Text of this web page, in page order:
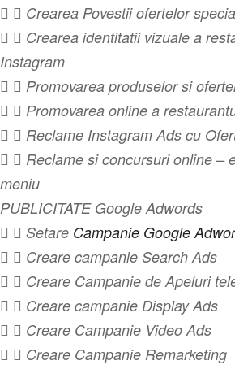
  Crearea Povestii ofertelor
  Crearea identitatii vizuale a
Instagram
  Promovarea produselor si
  Promovarea online a
  Reclame Instagram Ads cu
  Reclame si concursuri online –
meniu
PUBLICITATE Google Adwords
  Setare Campanie Google
  Creare campanie Search Ads
  Creare Campanie de Apeluri
  Creare campanie Display Ads
  Creare Campanie Video Ads
  Creare Campanie Remarketing